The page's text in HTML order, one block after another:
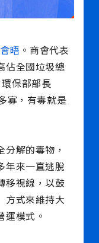
會晤 。商會代表
佔全國垃圾總
保部部長
寡，有毒就是
解的毒物，
年來一直逃脫
移視線，以鼓
方式來維持大
運模式。